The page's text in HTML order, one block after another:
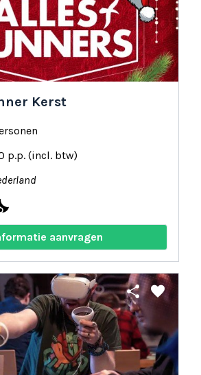
Kerst
p.p. (incl. btw)
aanvragen
share favorite